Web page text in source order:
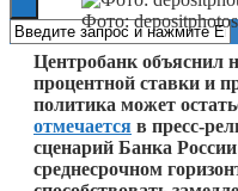
Фото:
Центробанк объяснил
процентной ставки и
политика может
отмечается в пресс-
сценарий Банка
среднесрочном